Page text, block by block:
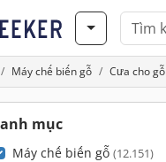
Máy chế biến gỗ Cưa cho gỗ
mục
Máy chế biến gỗ (12.151)